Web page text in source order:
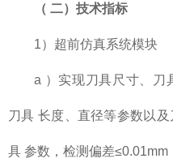
（ 二）技术指标
1）超前仿真系统模块
a ）实现刀具尺寸、刀
刀具 长度、直径等参数以
具 参数，检测偏差≤0.01mm